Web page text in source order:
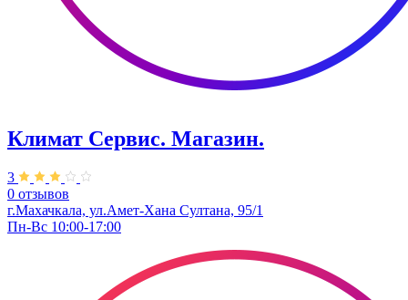
Климат Сервис. ​Магазин.
3
0 отзывов
г.Махачкала, ул.Амет-Хана Султана, 95/1
Пн-Вс 10:00-17:00